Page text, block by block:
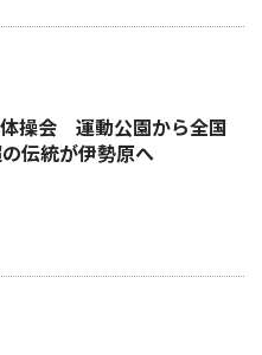
操会 運動公園から全国
伝統が伊勢原へ